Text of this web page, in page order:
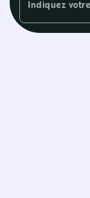
Indiquez